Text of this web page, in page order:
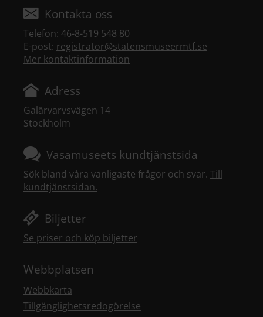
Kontakta oss
Telefon: 46-8-519 548 80
E-post: registrator@statensmuseermtf.se
Mer kontaktinformation
Adress
Galärvarvsvägen 14
Stockholm
Vasamuseets kundtjänstsida
Sök bland våra vanligaste frågor och svar. Till
kundtjänstsidan.
Biljetter
Se priser och köp biljetter
Webbplatsen
Webbkarta
Tillgänglighetsredogörelse